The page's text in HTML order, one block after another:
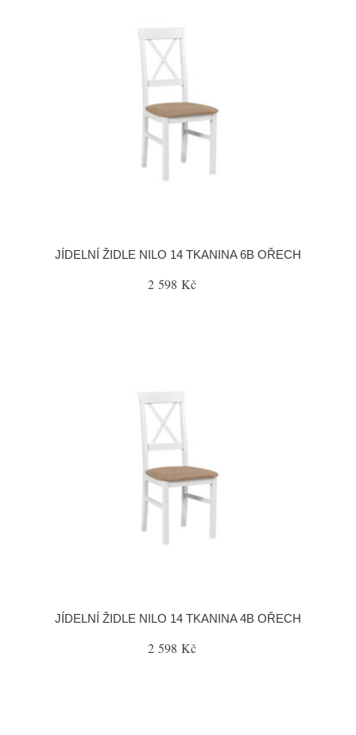
JÍDELNÍ ŽIDLE NILO 14 TKANINA 6B OŘECH
2 598 Kč
JÍDELNÍ ŽIDLE NILO 14 TKANINA 4B OŘECH
2 598 Kč